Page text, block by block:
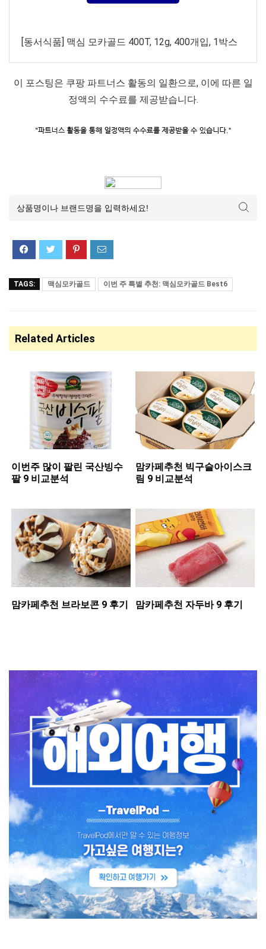
[동서식품] 맥심 모카골드 400T, 12g, 400개입, 1박스
이 포스팅은 쿠팡 파트너스 활동의 일환으로, 이에 따른 일
정액의 수수료를 제공받습니다.
TAGS: 맥심모카골드 이번 주 특별 추천: 맥심모카골드 Best6
Related Articles
이번주 많이 팔린 ​국산빙수
팥 9 비교분석
맘카페추천 ​빅구슬아이스크
림 9 비교분석
맘카페추천 ​브라보콘 9 후기 맘카페추천 ​자두바 9 후기